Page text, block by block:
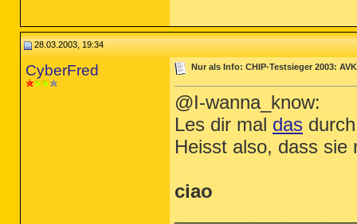
28.03.2003, 19:34
CyberFred Nur als Info: CHIP-Testsieger 2003:
@I-wanna_know:
Les dir mal das
Heisst also, dass sie
ciao